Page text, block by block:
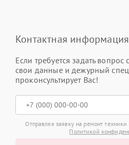
Контактная информация
Если требуется задать вопрос
свои данные и дежурный
проконсультирует Вас!
Отправляя заявку на ремонт техники
Политикой